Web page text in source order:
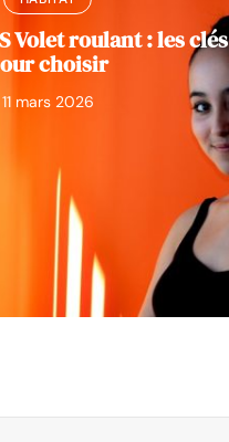
Volet roulant : les clés
choisir
11 mars 2026